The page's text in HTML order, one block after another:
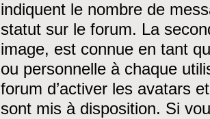
indiquent le nombre de
statut sur le forum. La
image, est connue en tant
ou personnelle à chaque
forum d’activer les avatars
sont mis à disposition. Si